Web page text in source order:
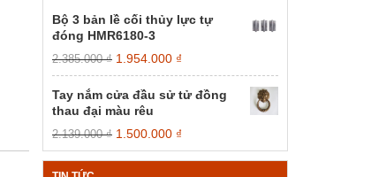
Bộ 3 bản lề cối thủy lực tự
đóng HMR6180-3
2.385.000₫ Giá
gốc
là:
2.385.000 ₫.
1.954.000 ₫
hiện
tại
Tay nắm cửa đầu sử tử đồng
thau đại màu rêu
2.139.000₫ Giá
gốc
là:
1.500.000 ₫
hiện
tại